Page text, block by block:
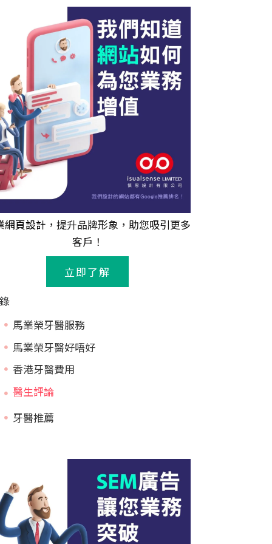
網頁設計 ，提升品牌形象，助您吸引更多
客戶！
立即了解
馬業榮牙醫服務
馬業榮牙醫好唔好
香港牙醫費用
牙醫推薦